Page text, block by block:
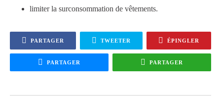
limiter la surconsommation de vêtements.
PARTAGER TWEETER ÉPINGLER
PARTAGER PARTAGER